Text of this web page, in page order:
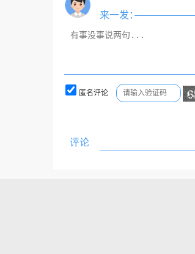
来一发：
匿名评论
评论